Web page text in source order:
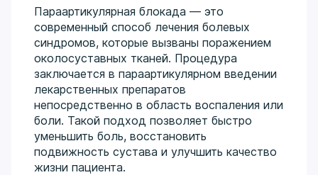
Параартикулярная блокада — это
современный способ лечения болевых
синдромов, которые вызваны поражением
околосуставных тканей. Процедура
заключается в параартикулярном введении
лекарственных препаратов
непосредственно в область воспаления или
боли. Такой подход позволяет быстро
уменьшить боль, восстановить
подвижность сустава и улучшить качество
жизни пациента.